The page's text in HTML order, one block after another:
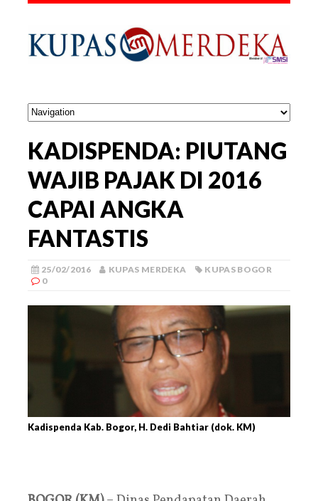
KADISPENDA: PIUTANG
WAJIB PAJAK DI 2016
CAPAI ANGKA
FANTASTIS
25/02/2016 KUPAS MERDEKA
KUPAS BOGOR
0
Kadispenda Kab. Bogor, H. Dedi Bahtiar (dok. KM)